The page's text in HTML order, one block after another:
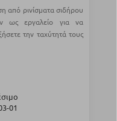
από ρινίσματα σιδήρου
ως εργαλείο για να
την ταχύτητά τους
01